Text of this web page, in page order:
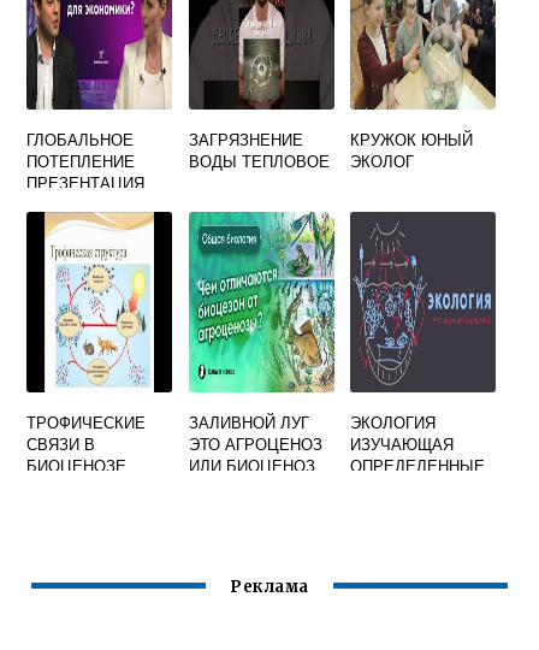
ГЛОБАЛЬНОЕ
ПОТЕПЛЕНИЕ
ПРЕЗЕНТАЦИЯ
ЗАГРЯЗНЕНИЕ
ВОДЫ ТЕПЛОВОЕ
КРУЖОК ЮНЫЙ
ЭКОЛОГ
ТРОФИЧЕСКИЕ
СВЯЗИ В
БИОЦЕНОЗЕ
ЗАЛИВНОЙ ЛУГ
ЭТО АГРОЦЕНОЗ
ИЛИ БИОЦЕНОЗ
ЭКОЛОГИЯ
ИЗУЧАЮЩАЯ
ОПРЕДЕЛЕННЫЕ
Реклама